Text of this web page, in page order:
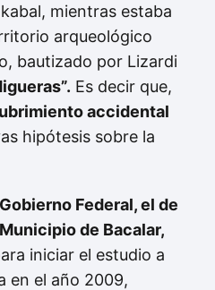
mientras estaba
arqueológico
bautizado por Lizardi
Es decir que,
accidental
hipótesis sobre la
Gobierno Federal, el de
de Bacalar,
iniciar el estudio a
en el año 2009,